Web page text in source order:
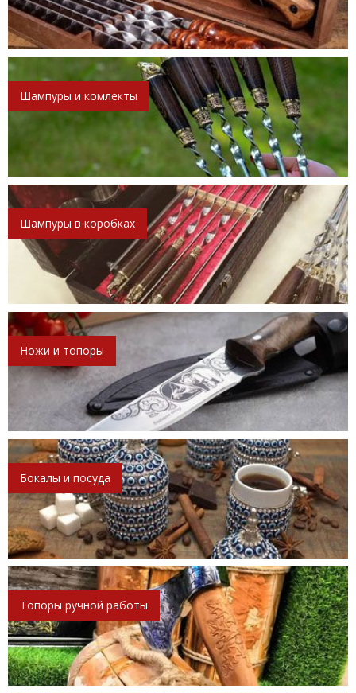
Шампуры и комлекты
Шампуры в коробках
Ножи и топоры
Бокалы и посуда
Топоры ручной работы